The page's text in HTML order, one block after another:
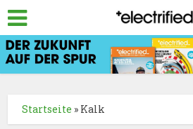
Startseite » Kalk